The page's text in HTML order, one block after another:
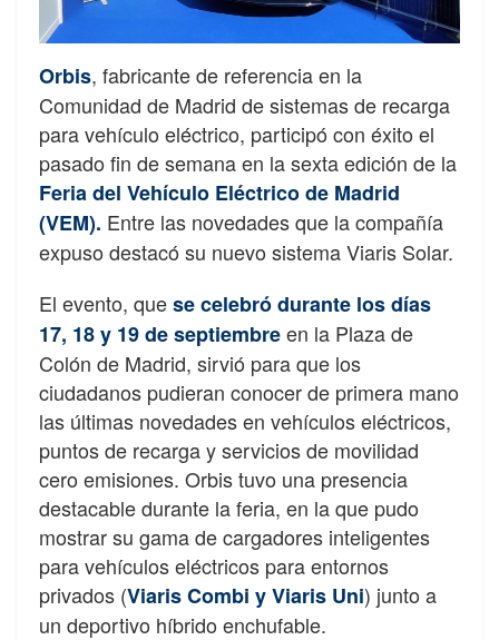
Orbis, fabricante de referencia en la
Comunidad de Madrid de sistemas de recarga
para vehículo eléctrico, participó con éxito el
pasado fin de semana en la sexta edición de la
Feria del Vehículo Eléctrico de Madrid
(VEM). Entre las novedades que la compañía
expuso destacó su nuevo sistema Viaris Solar.
El evento, quese celebró durante los días
17, 18 y 19 de septiembreen la Plaza de
Colón de Madrid, sirvió para que los
ciudadanos pudieran conocer de primera mano
las últimas novedades en vehículos eléctricos,
puntos de recarga y servicios de movilidad
cero emisiones. Orbis tuvo una presencia
destacable durante la feria, en la que pudo
mostrar su gama de cargadores inteligentes
para vehículos eléctricos para entornos
privados (Viaris Combi y Viaris Uni) junto a
un deportivo híbrido enchufable.